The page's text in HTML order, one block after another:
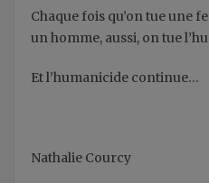
Chaque fois qu’on tue une
un homme, aussi, on tue
Et l’humanicide continue…
Nathalie Courcy